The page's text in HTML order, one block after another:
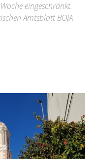
eingeschränkt.
Amtsblatt BOJA